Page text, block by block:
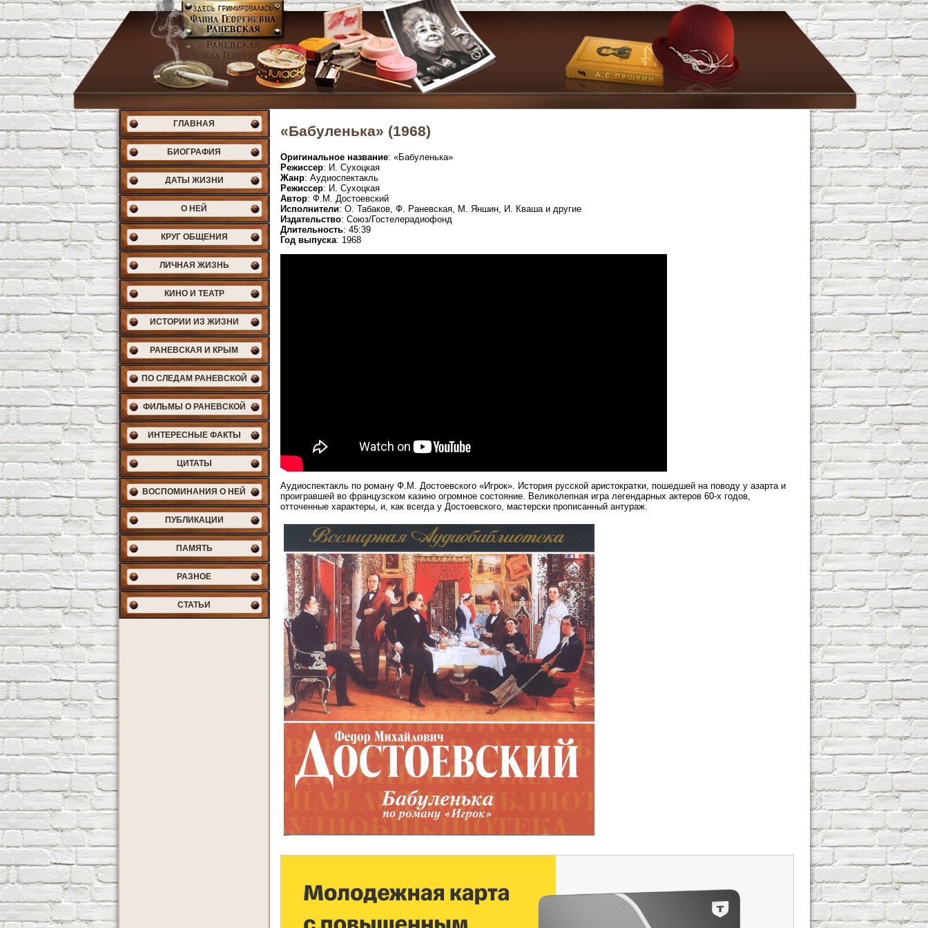
ГЛАВНАЯ
БИОГРАФИЯ
ДАТЫ ЖИЗНИ
О НЕЙ
КРУГ ОБЩЕНИЯ
ЛИЧНАЯ ЖИЗНЬ
КИНО И ТЕАТР
ИСТОРИИ ИЗ ЖИЗНИ
РАНЕВСКАЯ И КРЫМ
ПО СЛЕДАМ РАНЕВСКОЙ
ФИЛЬМЫ О РАНЕВСКОЙ
ИНТЕРЕСНЫЕ ФАКТЫ
ЦИТАТЫ
ВОСПОМИНАНИЯ О НЕЙ
ПУБЛИКАЦИИ
ПАМЯТЬ
РАЗНОЕ
СТАТЬИ
«Бабуленька» (1968)
Оригинальное название: «Бабуленька»
Режиссер: И. Сухоцкая
Жанр: Аудиоспектакль
Режиссер: И. Сухоцкая
Автор: Ф.М. Достоевский
Исполнители: О. Табаков, Ф. Раневская, М. Яншин, И. Кваша и другие
Издательство: Союз/Гостелерадиофонд
Длительность: 45:39
Год выпуска: 1968
Аудиоспектакль по роману Ф.М. Достоевского «Игрок». История русской аристократки, пошедшей на поводу у азарта и
проигравшей во французском казино огромное состояние. Великолепная игра легендарных актеров 60-х годов,
отточенные характеры, и, как всегда у Достоевского, мастерски прописанный антураж.